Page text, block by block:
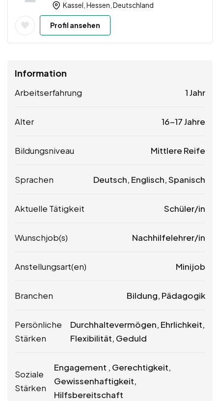
Kassel, Hessen, Deutschland
Profil ansehen
Information
Arbeitserfahrung 1 Jahr
Alter 16-17 Jahre
Bildungsniveau Mittlere Reife
Sprachen Deutsch, Englisch, Spanisch
Aktuelle Tätigkeit Schüler/in
Wunschjob(s) Nachhilfelehrer/in
Anstellungsart(en) Minijob
Branchen Bildung, Pädagogik
Persönliche
Stärken
Durchhaltevermögen, Ehrlichkeit,
Flexibilität, Geduld
Soziale
Stärken
Engagement , Gerechtigkeit,
Gewissenhaftigkeit,
Hilfsbereitschaft